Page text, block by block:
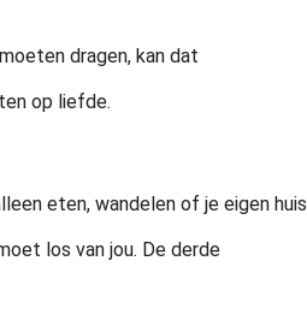
dragen, kan dat
op liefde.
eten, wandelen of je eigen huis
los van jou. De derde